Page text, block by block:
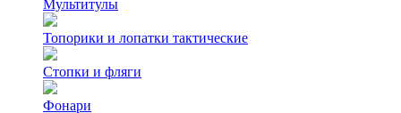
Мультитулы
Топорики и лопатки тактические
Стопки и фляги
Фонари